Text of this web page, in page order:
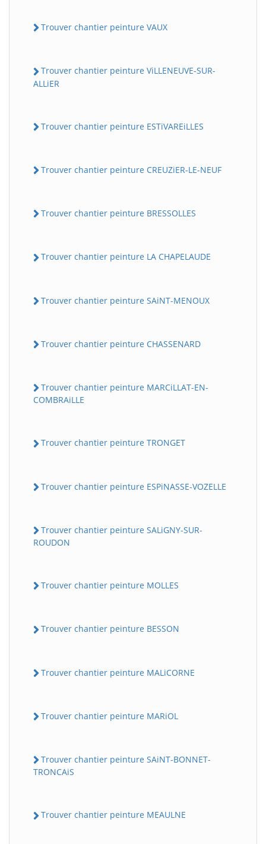
Trouver chantier peinture VAUX
Trouver chantier peinture ViLLENEUVE-SUR-
ALLiER
Trouver chantier peinture ESTiVAREiLLES
Trouver chantier peinture CREUZiER-LE-NEUF
Trouver chantier peinture BRESSOLLES
Trouver chantier peinture LA CHAPELAUDE
Trouver chantier peinture SAiNT-MENOUX
Trouver chantier peinture CHASSENARD
Trouver chantier peinture MARCiLLAT-EN-
COMBRAiLLE
Trouver chantier peinture TRONGET
Trouver chantier peinture ESPiNASSE-VOZELLE
Trouver chantier peinture SALiGNY-SUR-
ROUDON
Trouver chantier peinture MOLLES
Trouver chantier peinture BESSON
Trouver chantier peinture MALiCORNE
Trouver chantier peinture MARiOL
Trouver chantier peinture SAiNT-BONNET-
TRONCAiS
Trouver chantier peinture MEAULNE